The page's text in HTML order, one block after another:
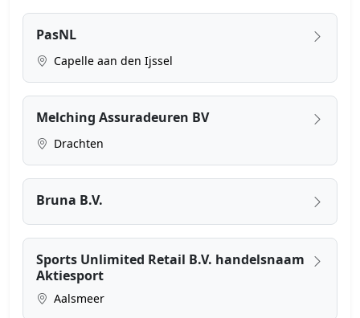
PasNL
Capelle aan den Ijssel
Melching Assuradeuren BV
Drachten
Bruna B.V.
Sports Unlimited Retail B.V. handelsnaam
Aktiesport
Aalsmeer